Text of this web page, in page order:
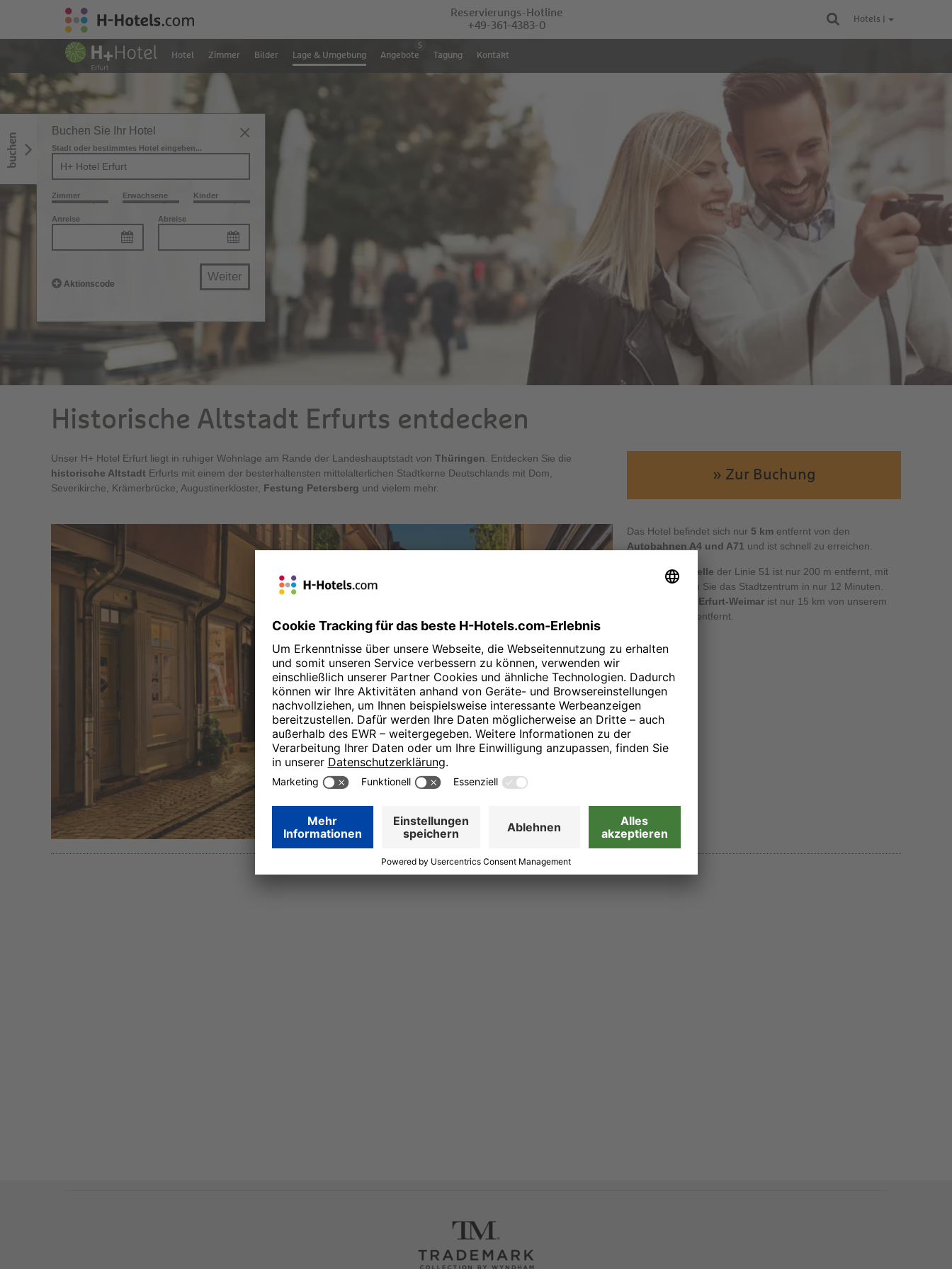
Reservierungs-Hotline
+49-361-4383-0
Hotels |
Hotel Zimmer Bilder Lage & Umgebung Angebote
5
Tagung Kontakt
buchen
Buchen Sie Ihr Hotel
Stadt oder bestimmtes Hotel eingeben...
Zimmer Erwachsene Kinder
Anreise Abreise
Aktionscode
Weiter
Historische Altstadt Erfurts entdecken
Unser H+ Hotel Erfurt liegt in ruhiger Wohnlage am Rande der Landeshauptstadt von Thüringen . Entdecken Sie die
historische Altstadt Erfurts mit einem der besterhaltensten mittelalterlichen Stadtkerne Deutschlands mit Dom,
Severikirche, Krämerbrücke, Augustinerkloster, Festung Petersberg und vielem mehr.
» Zur Buchung
Das Hotel befindet sich nur 5 km entfernt von den
Autobahnen A4 und A71 und ist schnell zu erreichen.
Bushaltestelle der Linie 51 ist nur 200 m entfernt, mit
dieser erreichen Sie das Stadtzentrum in nur 12 Minuten.
Flughafen Erfurt-Weimar ist nur 15 km von unserem
H+ Hotel Erfurt entfernt.